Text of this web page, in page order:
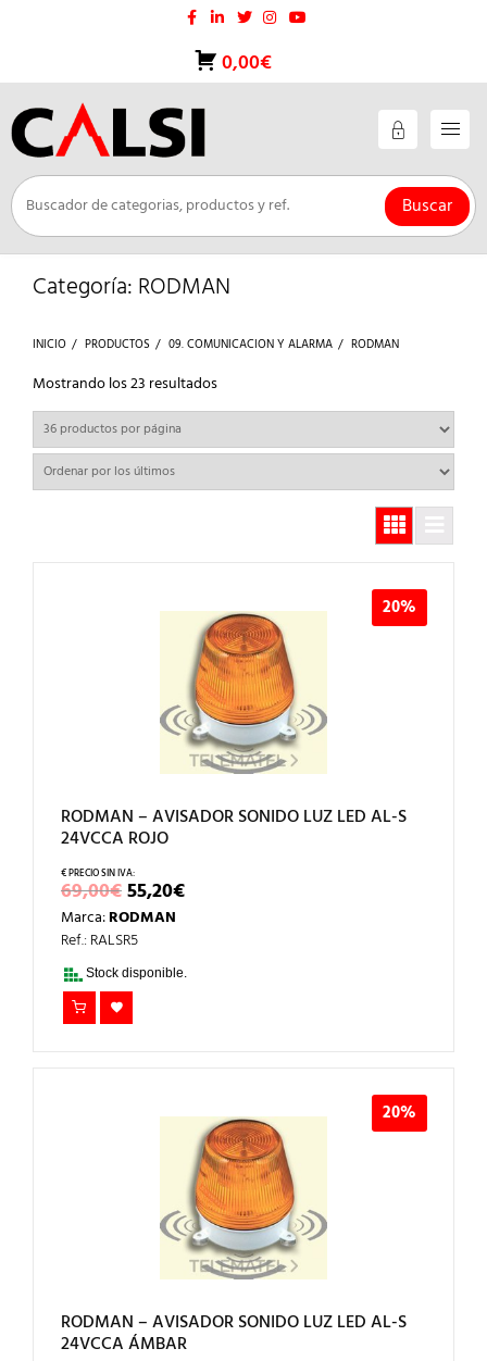
0,00€
Buscar
Categoría: RODMAN
INICIO PRODUCTOS 09. COMUNICACION Y ALARMA RODMAN
Mostrando los 23 resultadosOrdenado
por
últimos
20%
RODMAN – AVISADOR SONIDO LUZ LED AL-S
24VCCA ROJO
69,00€EL
PRECIO
ORIGINAL
ERA:
69,00€.
55,20€EL
PRECIO
Marca:RODMAN
Ref.: RALSR5
Stock disponible.
20%
RODMAN – AVISADOR SONIDO LUZ LED AL-S
24VCCA ÁMBAR